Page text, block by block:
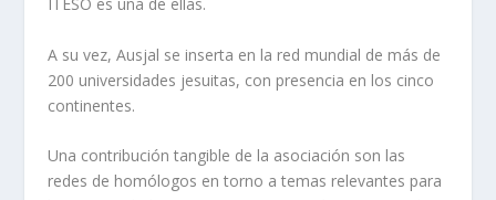
A su vez, Ausjal se inserta en la red mundial de más de
200 universidades jesuitas, con presencia en los cinco
continentes.
Una contribución tangible de la asociación son las
redes de homólogos en torno a temas relevantes para